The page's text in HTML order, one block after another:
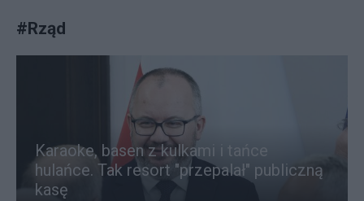
#Rząd
Karaoke, basen z kulkami i tańce
hulańce. Tak resort "przepalał" publiczną
kasę